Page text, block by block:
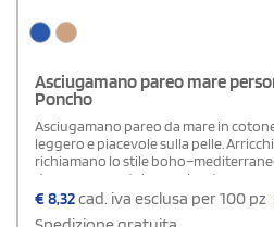
Asciugamano pareo mare
Poncho
Asciugamano pareo da mare in
leggero e piacevole sulla pelle.
richiamano lo stile
da usare come telo, copricostume o
facilmente personalizzabile, ideale per
rendendolo perfetto per eventi,
€8,32cad. iva esclusa per 100 pz